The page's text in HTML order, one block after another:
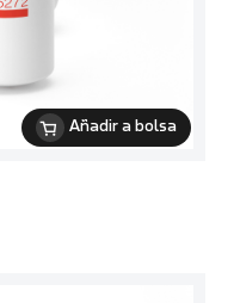
Añadir a bolsa